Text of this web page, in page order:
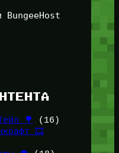
BungeeHost
🌳
(16)
🎞️